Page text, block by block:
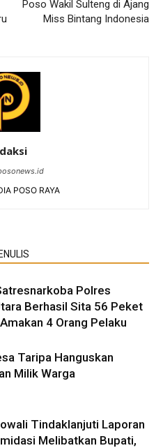
Poso Wakil Sulteng di Ajang
Miss Bintang Indonesia
POSO RAYA
Polres
Berhasil Sita 56 Peket
4 Orang Pelaku
Taripa Hanguskan
Milik Warga
Tindaklanjuti Laporan
Melibatkan Bupati,